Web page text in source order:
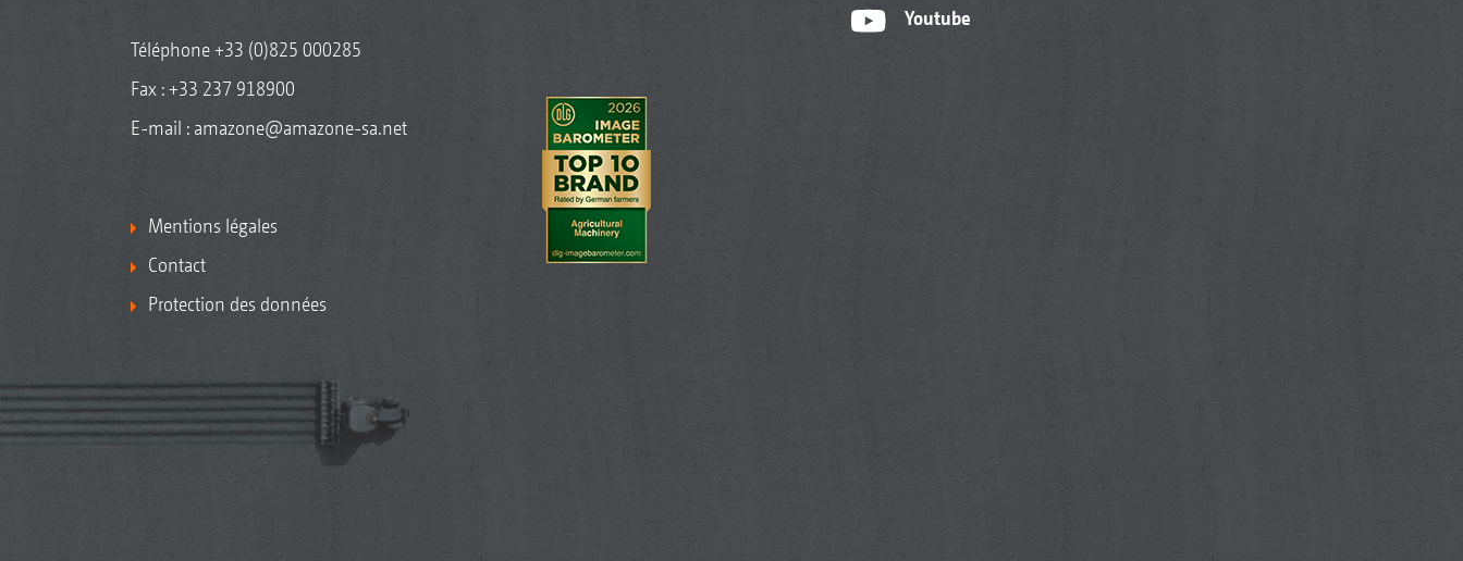
Téléphone+33 (0)825 000285
Fax : +33 237 918900
E-mail : amazone@amazone-sa.net
Mentions légales
Contact
Protection des données
Youtube